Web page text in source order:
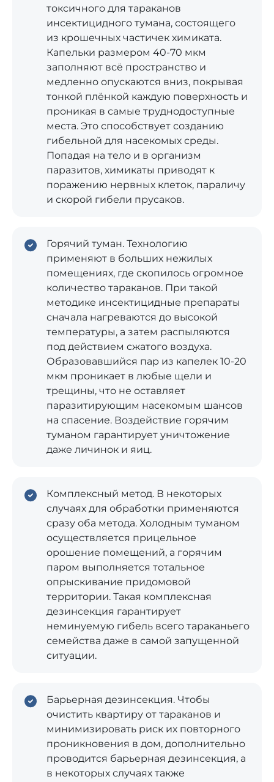
токсичного для тараканов
инсектицидного тумана, состоящего
из крошечных частичек химиката.
Капельки размером 40-70 мкм
заполняют всё пространство и
медленно опускаются вниз, покрывая
тонкой плёнкой каждую поверхность и
проникая в самые труднодоступные
места. Это способствует созданию
гибельной для насекомых среды.
Попадая на тело и в организм
паразитов, химикаты приводят к
поражению нервных клеток, параличу
и скорой гибели прусаков.
Горячий туман. Технологию
применяют в больших нежилых
помещениях, где скопилось огромное
количество тараканов. При такой
методике инсектицидные препараты
сначала нагреваются до высокой
температуры, а затем распыляются
под действием сжатого воздуха.
Образовавшийся пар из капелек 10-20
мкм проникает в любые щели и
трещины, что не оставляет
паразитирующим насекомым шансов
на спасение. Воздействие горячим
туманом гарантирует уничтожение
даже личинок и яиц.
Комплексный метод. В некоторых
случаях для обработки применяются
сразу оба метода. Холодным туманом
осуществляется прицельное
орошение помещений, а горячим
паром выполняется тотальное
опрыскивание придомовой
территории. Такая комплексная
дезинсекция гарантирует
неминуемую гибель всего тараканьего
семейства даже в самой запущенной
ситуации.
Барьерная дезинсекция. Чтобы
очистить квартиру от тараканов и
минимизировать риск их повторного
проникновения в дом, дополнительно
проводится барьерная дезинсекция, а
в некоторых случаях также